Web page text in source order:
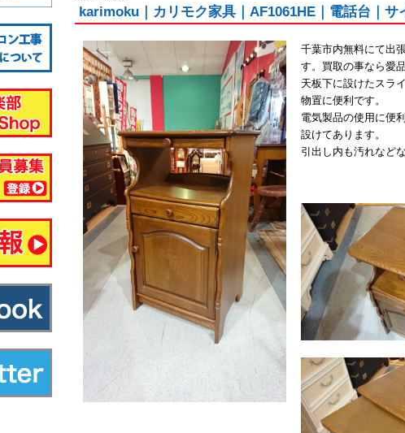
karimoku｜カリモク家具｜AF1061HE｜電話台｜サ
千葉市内無料にて出
す。買取の事なら愛
天板下に設けたスラ
物置に便利です。
電気製品の使用に便
設けてあります。
引出し内も汚れなど